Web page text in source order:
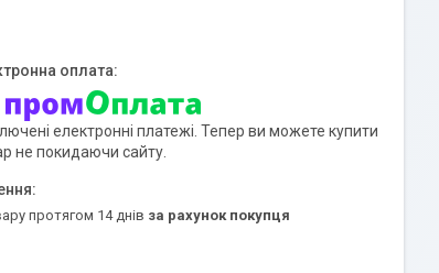
електронні платежі. Тепер ви можете купити
не покидаючи сайту.
протягом 14 днів за рахунок покупця